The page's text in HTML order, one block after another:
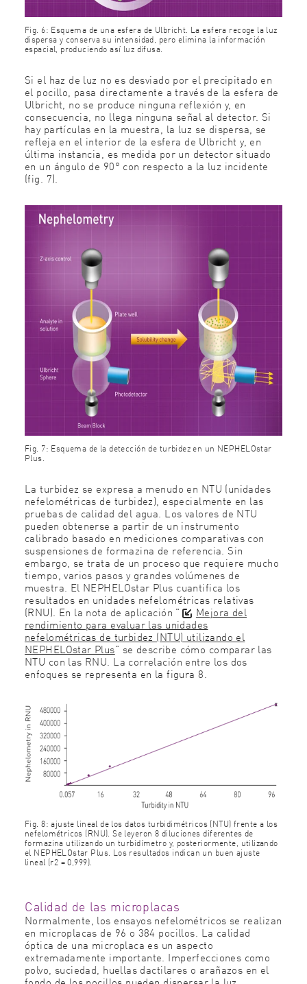
Fig. 6: Esquema de una esfera de Ulbricht. La esfera recoge la luz
dispersa y conserva su intensidad, pero elimina la información
espacial, produciendo así luz difusa.
Si el haz de luz no es desviado por el precipitado en
el pocillo, pasa directamente a través de la esfera de
Ulbricht, no se produce ninguna reflexión y, en
consecuencia, no llega ninguna señal al detector. Si
hay partículas en la muestra, la luz se dispersa, se
refleja en el interior de la esfera de Ulbricht y, en
última instancia, es medida por un detector situado
en un ángulo de 90° con respecto a la luz incidente
(fig. 7).
Fig. 7: Esquema de la detección de turbidez en un NEPHELOstar
Plus.
La turbidez se expresa a menudo en NTU (unidades
nefelométricas de turbidez), especialmente en las
pruebas de calidad del agua. Los valores de NTU
pueden obtenerse a partir de un instrumento
calibrado basado en mediciones comparativas con
suspensiones de formazina de referencia. Sin
embargo, se trata de un proceso que requiere mucho
tiempo, varios pasos y grandes volúmenes de
muestra. El NEPHELOstar Plus cuantifica los
resultados en unidades nefelométricas relativas
(RNU). En la nota de aplicación " Mejora del
rendimiento para evaluar las unidades
nefelométricas de turbidez (NTU) utilizando el
NEPHELOstar Plus" se describe cómo comparar las
NTU con las RNU. La correlación entre los dos
enfoques se representa en la figura 8.
Fig. 8: ajuste lineal de los datos turbidimétricos (NTU) frente a los
nefelométricos (RNU). Se leyeron 8 diluciones diferentes de
formazina utilizando un turbidímetro y, posteriormente, utilizando
el NEPHELOstar Plus. Los resultados indican un buen ajuste
lineal (r2 = 0,999).
Calidad de las microplacas
Normalmente, los ensayos nefelométricos se realizan
en microplacas de 96 o 384 pocillos. La calidad
óptica de una microplaca es un aspecto
extremadamente importante. Imperfecciones como
polvo, suciedad, huellas dactilares o arañazos en el